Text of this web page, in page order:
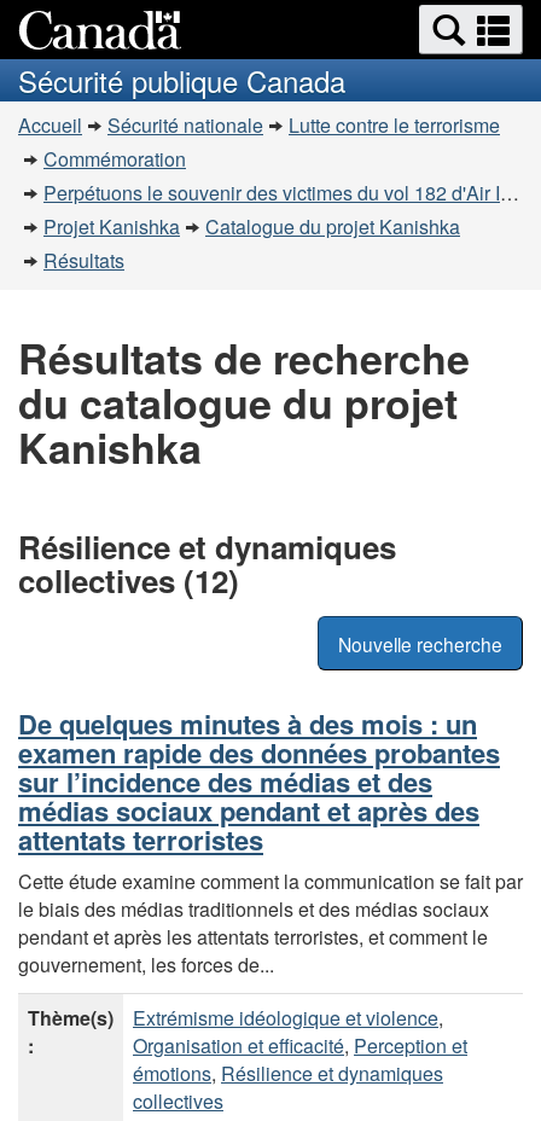
au
contenu
principal
à
la
version
HTML
Recherche
et
menus
et
Sécurité publique Canada
Vous
êtes
ici
Accueil Sécurité nationale
Lutte contre le terrorisme
Commémoration
Perpétuons le souvenir des victimes du vol 182 d'Air India
Projet Kanishka
Catalogue du projet Kanishka
Résultats
Résultats de recherche
du catalogue du projet
Kanishka
Résilience et dynamiques
collectives (12)
Nouvelle recherche
De quelques minutes à des mois : un
examen rapide des données probantes
sur l’incidence des médias et des
médias sociaux pendant et après des
attentats terroristes
Cette étude examine comment la communication se fait par
le biais des médias traditionnels et des médias sociaux
pendant et après les attentats terroristes, et comment le
gouvernement, les forces de...
Thème(s)
:
Extrémisme idéologique et violence,
Organisation et efficacité, Perception et
émotions, Résilience et dynamiques
collectives